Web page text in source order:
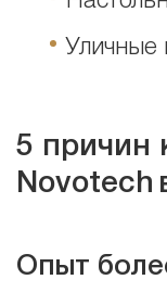
Уличные
5 причин
Novotech
Опыт